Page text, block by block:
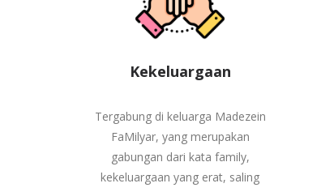
Kekeluargaan
Tergabung di keluarga Madezein
FaMilyar, yang merupakan
gabungan dari kata family,
kekeluargaan yang erat, saling